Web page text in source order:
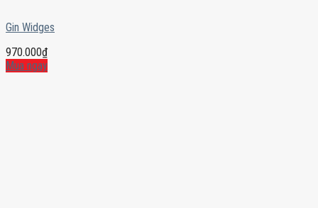
Gin Widges
970.000₫
Mua ngay